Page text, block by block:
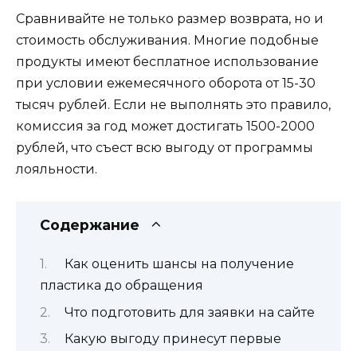
Сравнивайте не только размер возврата, но и
стоимость обслуживания. Многие подобные
продукты имеют бесплатное использование
при условии ежемесячного оборота от 15-30
тысяч рублей. Если не выполнять это правило,
комиссия за год может достигать 1500-2000
рублей, что съест всю выгоду от программы
лояльности.
Содержание
Как оценить шансы на получение
пластика до обращения
Что подготовить для заявки на сайте
Какую выгоду принесут первые